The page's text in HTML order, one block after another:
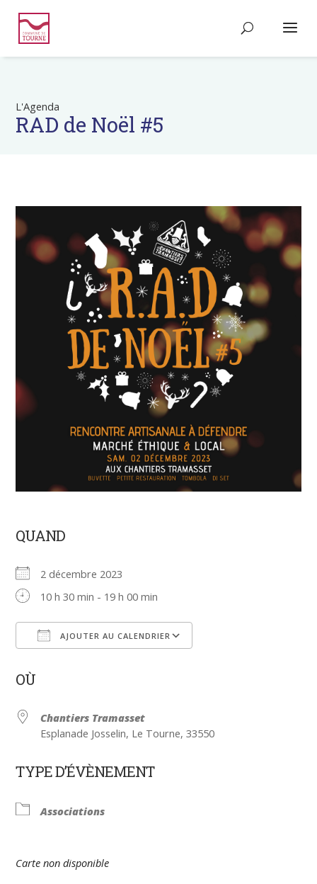
L'Agenda
RAD de Noël #5
QUAND
2 décembre 2023
10 h 30 min - 19 h 00 min
AJOUTER AU CALENDRIER
OÙ
Chantiers Tramasset
Esplanade Josselin, Le Tourne, 33550
TYPE D’ÉVÈNEMENT
Associations
Carte non disponible